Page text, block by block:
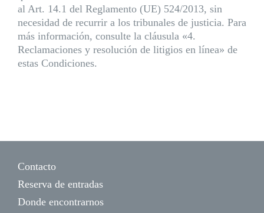
al Art. 14.1 del Reglamento (UE) 524/2013, sin
necesidad de recurrir a los tribunales de justicia. Para
más información, consulte la cláusula «4.
Reclamaciones y resolución de litigios en línea» de
estas Condiciones.
Contacto
Reserva de entradas
Donde encontrarnos